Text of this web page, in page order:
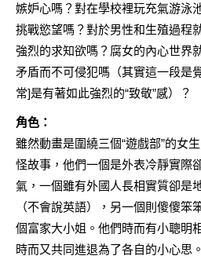
嫉妒心嗎？對在學校裡玩充氣游泳
挑戰慾望嗎？對於男性和生殖過程
強烈的求知欲嗎？腐女的內心世界
矛盾而不可侵犯嗎（其實這一段是
常]是有著如此強烈的“致敬”感）？
角色：
雖然動畫是圍繞三個“遊戲部”的女
怪故事，他們一個是外表冷靜實際
氣，一個雖有外國人長相實質卻是
（不會說英語），另一個則傻傻笨
個富家大小姐。他們時而有小聰明
時而又共同進退為了各自的小心思